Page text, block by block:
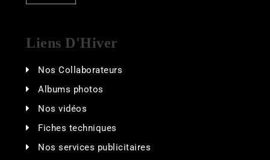
Liens D'Hiver
Nos Collaborateurs
Albums photos
Nos vidéos
Fiches techniques
Nos services publicitaires